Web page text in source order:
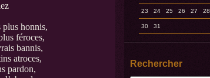
23 24 25 26 27 28
30 31
Rechercher
plus honnis,
féroces,
bannis,
atroces,
pardon,